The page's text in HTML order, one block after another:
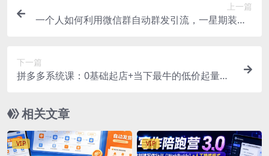
上一篇
一个人如何利用微信群自动群发引流，一星期装满2
下一篇
拼多多系统课：0基础起店+当下最牛的低价起量玩
相关文章
VIP VIP